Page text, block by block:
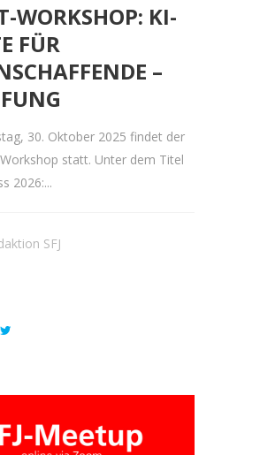
WORKSHOP: KI-
FÜR
–
30. Oktober 2025 findet der
Workshop statt. Unter dem Titel
2026:...
SFJ